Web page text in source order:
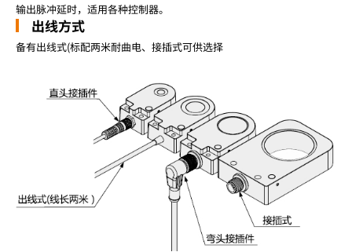
输出脉冲延时，适用各种控制器。
出线方式
备有出线式(标配两米耐曲电、接插式可供选择